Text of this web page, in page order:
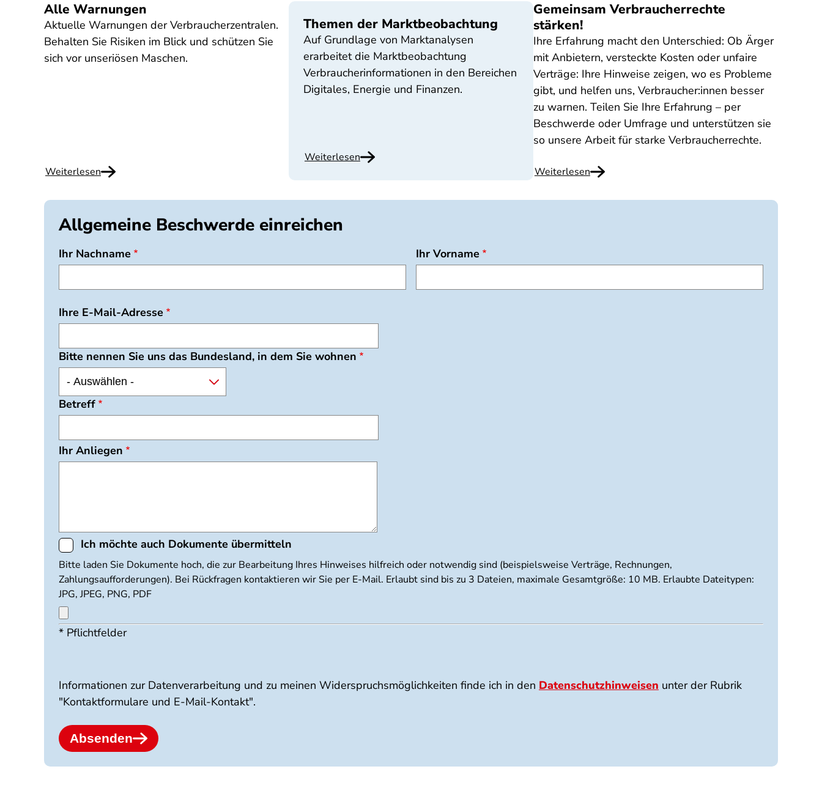
Alle Warnungen
Aktuelle Warnungen der Verbraucherzentralen.
Behalten Sie Risiken im Blick und schützen Sie
sich vor unseriösen Maschen.
Weiterlesen
Themen der Marktbeobachtung
Auf Grundlage von Marktanalysen
erarbeitet die Marktbeobachtung
Verbraucherinformationen in den Bereichen
Digitales, Energie und Finanzen.
Weiterlesen
Gemeinsam Verbraucherrechte
stärken!
Ihre Erfahrung macht den Unterschied: Ob Ärger
mit Anbietern, versteckte Kosten oder unfaire
Verträge: Ihre Hinweise zeigen, wo es Probleme
gibt, und helfen uns, Verbraucher:innen besser
zu warnen. Teilen Sie Ihre Erfahrung – per
Beschwerde oder Umfrage und unterstützen sie
so unsere Arbeit für starke Verbraucherrechte.
Weiterlesen
Allgemeine Beschwerde einreichen
Ihr Nachname Ihr Vorname
Ihre E-Mail-Adresse
Bitte nennen Sie uns das Bundesland, in dem Sie wohnen
Betreff
Ihr Anliegen
Ich möchte auch Dokumente übermitteln
Dokumente
hochladen
Bitte laden Sie Dokumente hoch, die zur Bearbeitung Ihres Hinweises hilfreich oder notwendig sind (beispielsweise Verträge, Rechnungen,
Zahlungsaufforderungen). Bei Rückfragen kontaktieren wir Sie per E-Mail. Erlaubt sind bis zu 3 Dateien, maximale Gesamtgröße: 10 MB. Erlaubte Dateitypen:
JPG, JPEG, PNG, PDF
Maximal
10
MB
Limit.
Erlaubte
Dateitypen:
jpg
* Pflichtfelder
Informationen zur Datenverarbeitung und zu meinen Widerspruchsmöglichkeiten finde ich in den Datenschutzhinweisen unter der Rubrik
"Kontaktformulare und E-Mail-Kontakt".
Absenden